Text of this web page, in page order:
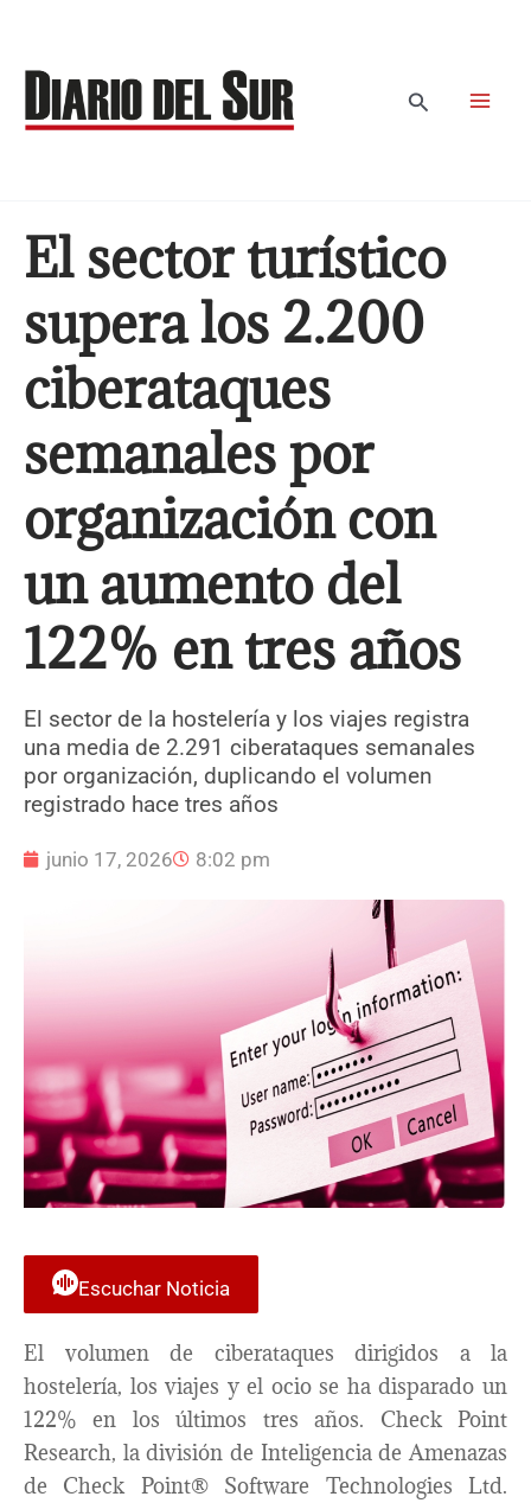
contenido
Buscar
El sector turístico
supera los 2.200
ciberataques
semanales por
organización con
un aumento del
122% en tres años
El sector de la hostelería y los viajes registra
una media de 2.291 ciberataques semanales
por organización, duplicando el volumen
registrado hace tres años
junio 17, 2026 8:02 pm
Escuchar Noticia
El volumen de ciberataques dirigidos a la
hostelería, los viajes y el ocio se ha disparado un
122% en los últimos tres años. Check Point
Research, la división de Inteligencia de Amenazas
de Check Point® Software Technologies Ltd.